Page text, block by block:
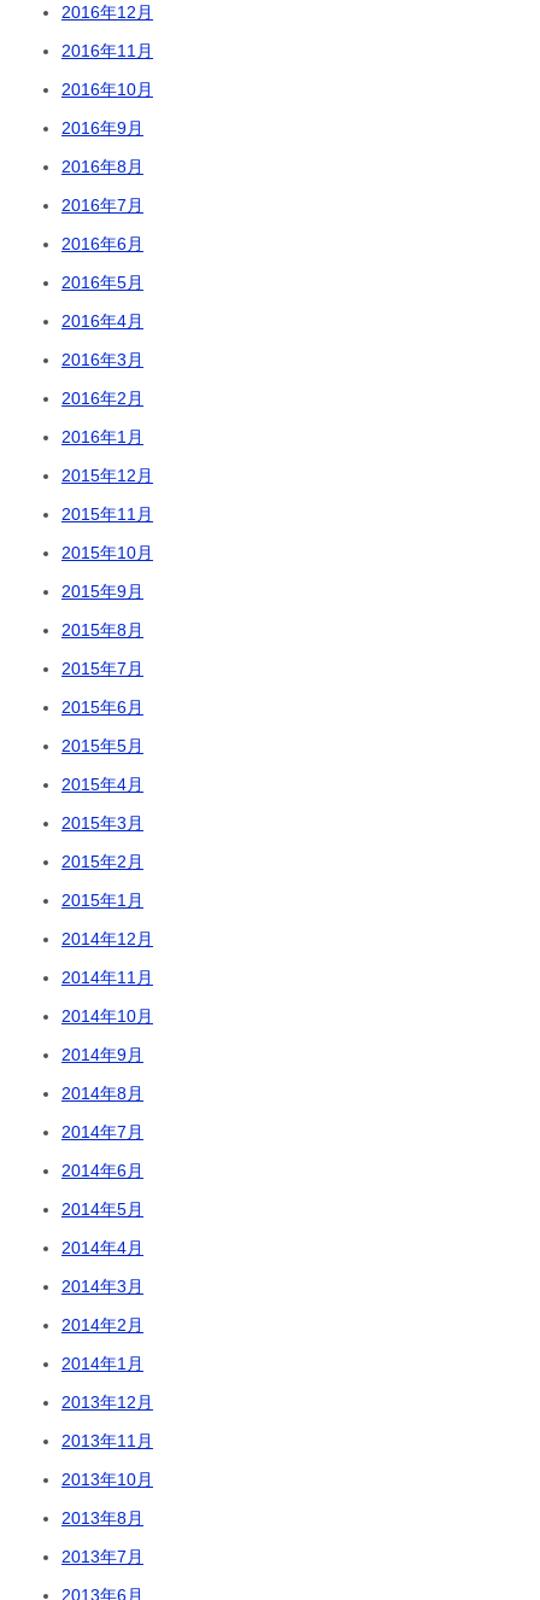
2016年12月
2016年11月
2016年10月
2016年9月
2016年8月
2016年7月
2016年6月
2016年5月
2016年4月
2016年3月
2016年2月
2016年1月
2015年12月
2015年11月
2015年10月
2015年9月
2015年8月
2015年7月
2015年6月
2015年5月
2015年4月
2015年3月
2015年2月
2015年1月
2014年12月
2014年11月
2014年10月
2014年9月
2014年8月
2014年7月
2014年6月
2014年5月
2014年4月
2014年3月
2014年2月
2014年1月
2013年12月
2013年11月
2013年10月
2013年8月
2013年7月
2013年6月